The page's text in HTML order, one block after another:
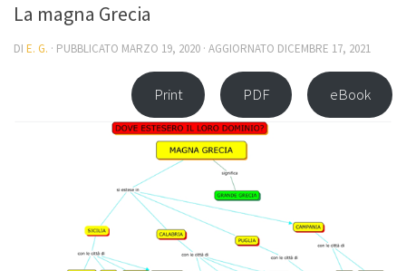
La magna Grecia
DI E. G. · PUBBLICATO MARZO 19, 2020 · AGGIORNATO DICEMBRE 17, 2021
Print PDF eBook